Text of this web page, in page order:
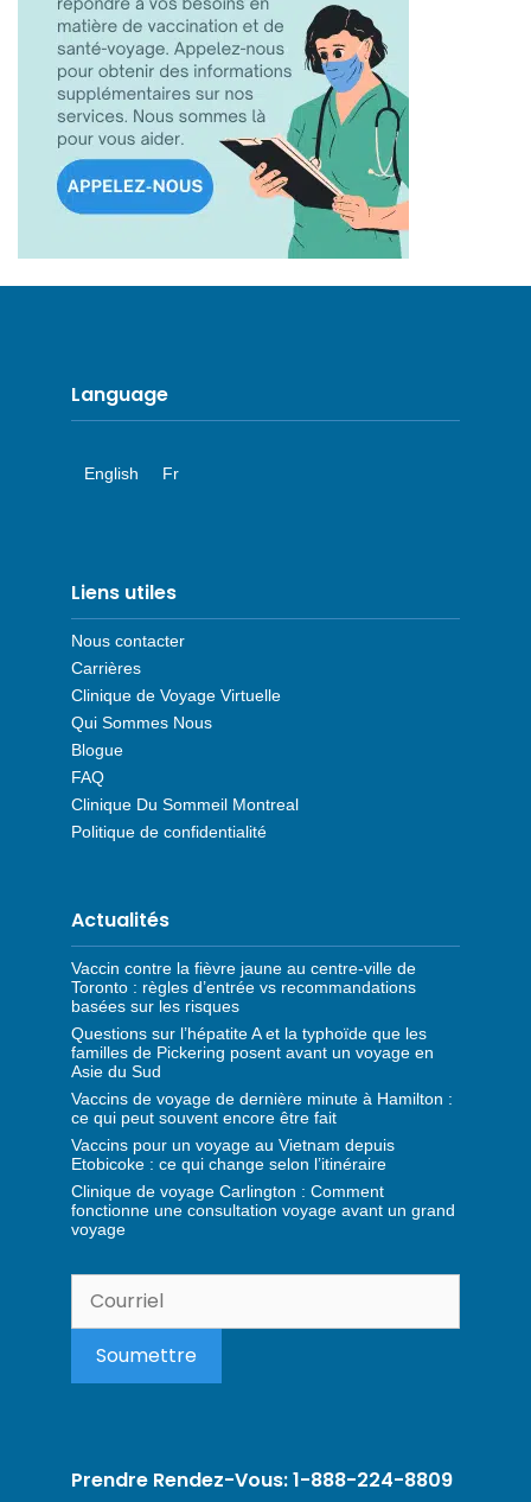
Language
English Fr
Liens utiles
Nous contacter
Carrières
Clinique de Voyage Virtuelle
Qui Sommes Nous
Blogue
FAQ
Clinique Du Sommeil Montreal
Politique de confidentialité
Actualités
Vaccin contre la fièvre jaune au centre-ville de
Toronto : règles d’entrée vs recommandations
basées sur les risques
Questions sur l’hépatite A et la typhoïde que les
familles de Pickering posent avant un voyage en
Asie du Sud
Vaccins de voyage de dernière minute à Hamilton :
ce qui peut souvent encore être fait
Vaccins pour un voyage au Vietnam depuis
Etobicoke : ce qui change selon l’itinéraire
Clinique de voyage Carlington : Comment
fonctionne une consultation voyage avant un grand
voyage
Prendre Rendez-Vous: 1-888-224-8809